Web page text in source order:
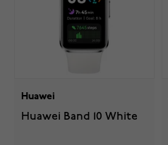
Huawei
Huawei Band 10 White